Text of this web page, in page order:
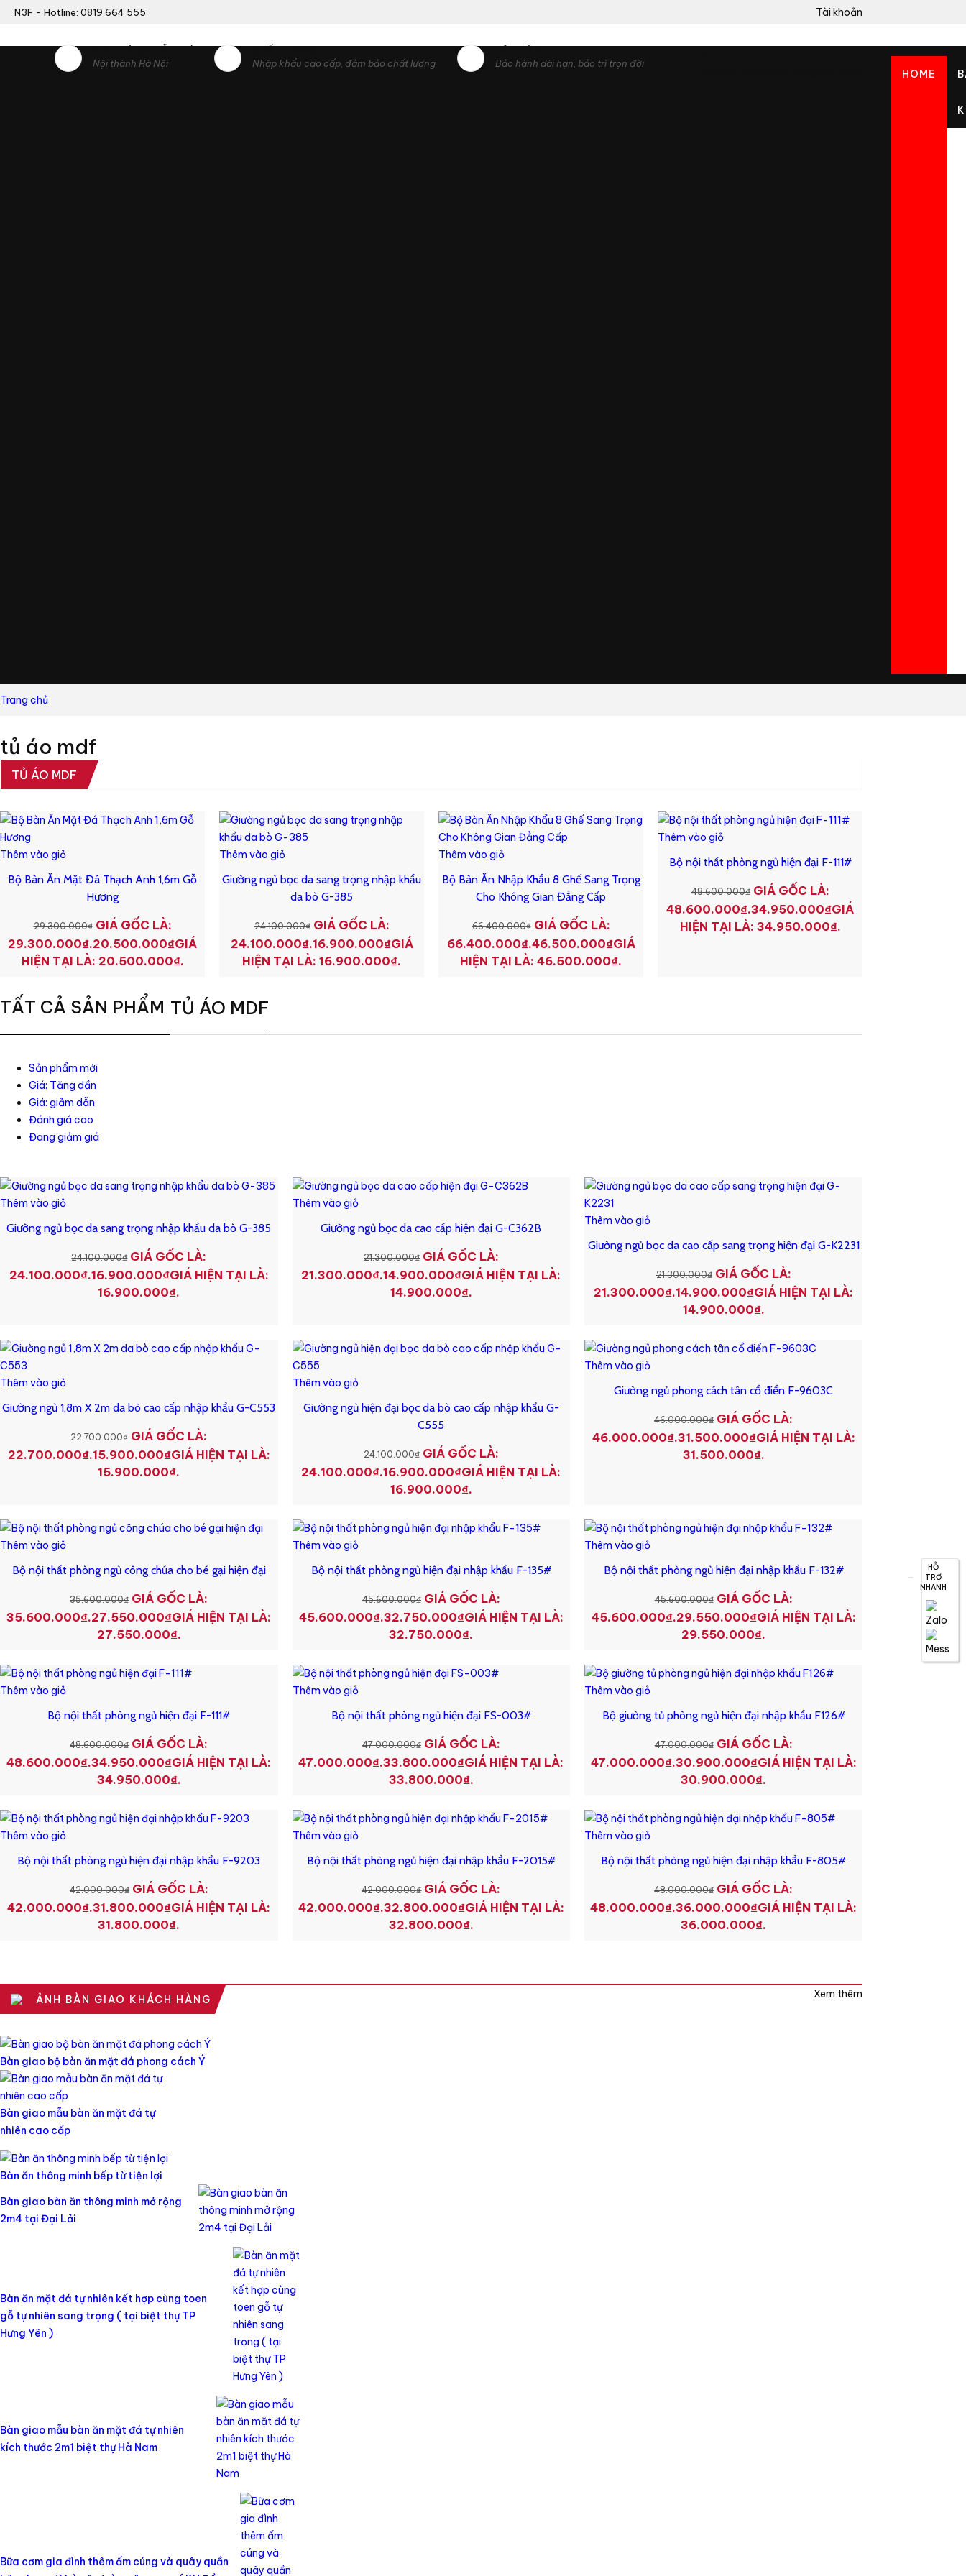
N3F - Hotline: 0819 664 555 Tài khoản
Nội thành Hà Nội
Nhập khẩu cao cấp, đảm bảo chất lượng
Bảo hành dài hạn, bảo trì trọn đời
HOME
Trang chủ
tủ áo mdf
TỦ ÁO MDF
Thêm vào giỏ
Bộ Bàn Ăn Mặt Đá Thạch Anh 1,6m Gỗ
Hương
29.300.000₫ GIÁ GỐC LÀ:
29.300.000₫.20.500.000₫GIÁ
HIỆN TẠI LÀ: 20.500.000₫.
Thêm vào giỏ
Giường ngủ bọc da sang trọng nhập khẩu
da bò G-385
24.100.000₫ GIÁ GỐC LÀ:
24.100.000₫.16.900.000₫GIÁ
HIỆN TẠI LÀ: 16.900.000₫.
Thêm vào giỏ
Bộ Bàn Ăn Nhập Khẩu 8 Ghế Sang Trọng
Cho Không Gian Đẳng Cấp
66.400.000₫ GIÁ GỐC LÀ:
66.400.000₫.46.500.000₫GIÁ
HIỆN TẠI LÀ: 46.500.000₫.
Thêm vào giỏ
Bộ nội thất phòng ngủ hiện đại F-111#
48.600.000₫ GIÁ GỐC LÀ:
48.600.000₫.34.950.000₫GIÁ
HIỆN TẠI LÀ: 34.950.000₫.
TẤT CẢ SẢN PHẨM TỦ ÁO MDF
Sản phẩm mới
Giá: Tăng dần
Giá: giảm dẫn
Đánh giá cao
Đang giảm giá
Thêm vào giỏ
Giường ngủ bọc da sang trọng nhập khẩu da bò G-385
24.100.000₫ GIÁ GỐC LÀ:
24.100.000₫.16.900.000₫GIÁ HIỆN TẠI LÀ:
16.900.000₫.
Thêm vào giỏ
Giường ngủ bọc da cao cấp hiện đại G-C362B
21.300.000₫ GIÁ GỐC LÀ:
21.300.000₫.14.900.000₫GIÁ HIỆN TẠI LÀ:
14.900.000₫.
Thêm vào giỏ
Giường ngủ bọc da cao cấp sang trọng hiện đại G-K2231
21.300.000₫ GIÁ GỐC LÀ:
21.300.000₫.14.900.000₫GIÁ HIỆN TẠI LÀ:
14.900.000₫.
Thêm vào giỏ
Giường ngủ 1,8m X 2m da bò cao cấp nhập khẩu G-C553
22.700.000₫ GIÁ GỐC LÀ:
22.700.000₫.15.900.000₫GIÁ HIỆN TẠI LÀ:
15.900.000₫.
Thêm vào giỏ
Giường ngủ hiện đại bọc da bò cao cấp nhập khẩu G-
C555
24.100.000₫ GIÁ GỐC LÀ:
24.100.000₫.16.900.000₫GIÁ HIỆN TẠI LÀ:
16.900.000₫.
Thêm vào giỏ
Giường ngủ phong cách tân cổ điển F-9603C
46.000.000₫ GIÁ GỐC LÀ:
46.000.000₫.31.500.000₫GIÁ HIỆN TẠI LÀ:
31.500.000₫.
Thêm vào giỏ
Bộ nội thất phòng ngủ công chúa cho bé gại hiện đại
35.600.000₫ GIÁ GỐC LÀ:
35.600.000₫.27.550.000₫GIÁ HIỆN TẠI LÀ:
27.550.000₫.
Thêm vào giỏ
Bộ nội thất phòng ngủ hiện đại nhập khẩu F-135#
45.600.000₫ GIÁ GỐC LÀ:
45.600.000₫.32.750.000₫GIÁ HIỆN TẠI LÀ:
32.750.000₫.
Thêm vào giỏ
Bộ nội thất phòng ngủ hiện đại nhập khẩu F-132#
45.600.000₫ GIÁ GỐC LÀ:
45.600.000₫.29.550.000₫GIÁ HIỆN TẠI LÀ:
29.550.000₫.
Thêm vào giỏ
Bộ nội thất phòng ngủ hiện đại F-111#
48.600.000₫ GIÁ GỐC LÀ:
48.600.000₫.34.950.000₫GIÁ HIỆN TẠI LÀ:
34.950.000₫.
Thêm vào giỏ
Bộ nội thất phòng ngủ hiện đại FS-003#
47.000.000₫ GIÁ GỐC LÀ:
47.000.000₫.33.800.000₫GIÁ HIỆN TẠI LÀ:
33.800.000₫.
Thêm vào giỏ
Bộ giường tủ phòng ngủ hiện đại nhập khẩu F126#
47.000.000₫ GIÁ GỐC LÀ:
47.000.000₫.30.900.000₫GIÁ HIỆN TẠI LÀ:
30.900.000₫.
Thêm vào giỏ
Bộ nội thất phòng ngủ hiện đại nhập khẩu F-9203
42.000.000₫ GIÁ GỐC LÀ:
42.000.000₫.31.800.000₫GIÁ HIỆN TẠI LÀ:
31.800.000₫.
Thêm vào giỏ
Bộ nội thất phòng ngủ hiện đại nhập khẩu F-2015#
42.000.000₫ GIÁ GỐC LÀ:
42.000.000₫.32.800.000₫GIÁ HIỆN TẠI LÀ:
32.800.000₫.
Thêm vào giỏ
Bộ nội thất phòng ngủ hiện đại nhập khẩu F-805#
48.000.000₫ GIÁ GỐC LÀ:
48.000.000₫.36.000.000₫GIÁ HIỆN TẠI LÀ:
36.000.000₫.
ẢNH BÀN GIAO KHÁCH HÀNG Xem thêm
Bàn giao bộ bàn ăn mặt đá phong cách Ý
Bàn giao mẫu bàn ăn mặt đá tự
nhiên cao cấp
Bàn ăn thông minh bếp từ tiện lợi
Bàn giao bàn ăn thông minh mở rộng
2m4 tại Đại Lải
Bàn ăn mặt đá tự nhiên kết hợp cùng toen
gỗ tự nhiên sang trọng ( tại biệt thự TP
Hưng Yên )
Bàn giao mẫu bàn ăn mặt đá tự nhiên
kích thước 2m1 biệt thự Hà Nam
Bữa cơm gia đình thêm ấm cúng và quây quần
HỖ
TRỢ
NHANH